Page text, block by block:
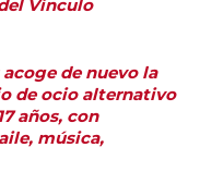
Vínculo
de nuevo la
de ocio alternativo
años, con
música,